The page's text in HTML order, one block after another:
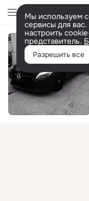
Мы используем
сервисы для
настроить
представитель.
Разрешить все